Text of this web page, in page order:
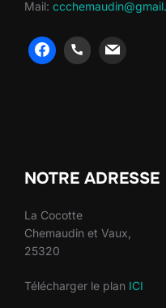
Mail:
NOTRE ADRESSE
La Cocotte
Chemaudin et Vaux,
25320
Télécharger le plan ICI